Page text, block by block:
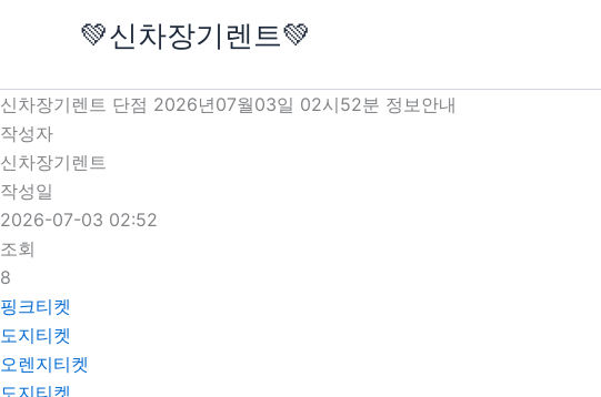
로
건
너
뛰
기
💚신차장기렌트💚
신차장기렌트 단점 2026년07월03일 02시52분 정보안내
작성자
신차장기렌트
작성일
2026-07-03 02:52
조회
8
핑크티켓
도지티켓
오렌지티켓
도지티켓